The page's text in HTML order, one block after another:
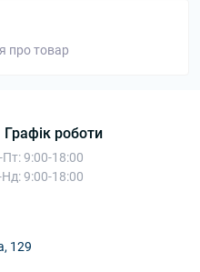
про товар
Графік роботи
9:00-18:00
9:00-18:00
129